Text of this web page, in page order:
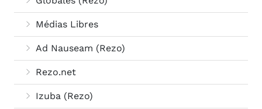
Médias Libres
Ad Nauseam (Rezo)
Rezo.net
Izuba (Rezo)